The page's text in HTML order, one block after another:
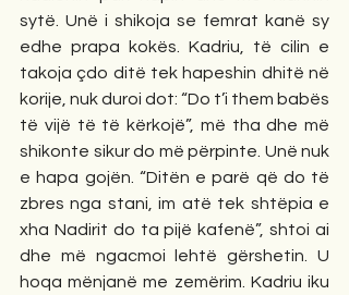
sytë. Unë i shikoja se femrat kanë sy
edhe prapa kokës. Kadriu, të cilin e
takoja çdo ditë tek hapeshin dhitë në
korije, nuk duroi dot: “Do t’i them babës
të vijë të të kërkojë”, më tha dhe më
shikonte sikur do më përpinte. Unë nuk
e hapa gojën. “Ditën e parë që do të
zbres nga stani, im atë tek shtëpia e
xha Nadirit do ta pijë kafenë”, shtoi ai
dhe më ngacmoi lehtë gërshetin. U
hoqa mënjanë me zemërim. Kadriu iku